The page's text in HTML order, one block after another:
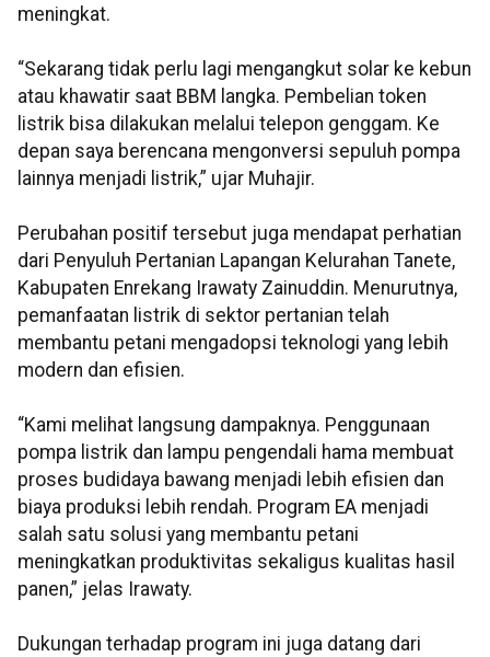
meningkat.
“Sekarang tidak perlu lagi mengangkut solar ke kebun
atau khawatir saat BBM langka. Pembelian token
listrik bisa dilakukan melalui telepon genggam. Ke
depan saya berencana mengonversi sepuluh pompa
lainnya menjadi listrik,” ujar Muhajir.
Perubahan positif tersebut juga mendapat perhatian
dari Penyuluh Pertanian Lapangan Kelurahan Tanete,
Kabupaten Enrekang Irawaty Zainuddin. Menurutnya,
pemanfaatan listrik di sektor pertanian telah
membantu petani mengadopsi teknologi yang lebih
modern dan efisien.
“Kami melihat langsung dampaknya. Penggunaan
pompa listrik dan lampu pengendali hama membuat
proses budidaya bawang menjadi lebih efisien dan
biaya produksi lebih rendah. Program EA menjadi
salah satu solusi yang membantu petani
meningkatkan produktivitas sekaligus kualitas hasil
panen,” jelas Irawaty.
Dukungan terhadap program ini juga datang dari